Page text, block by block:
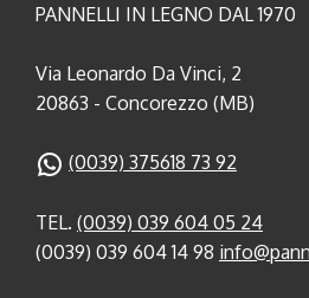
PANNELLI IN LEGNO DAL 1970
Via Leonardo Da Vinci, 2
20863 - Concorezzo (MB)
(0039) 375618 73 92
TEL. (0039) 039 604 05 24
(0039) 039 604 14 98